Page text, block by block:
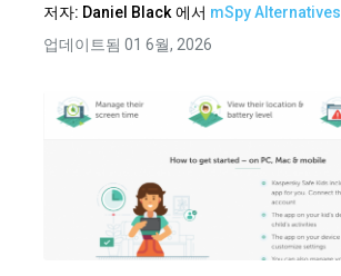
저자: Daniel Black 에서 mSpy Alternatives
업데이트됨 01 6월, 2026